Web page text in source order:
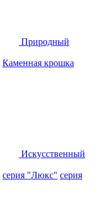
Природный
Каменная крошка
Искусственный
серия "Люкс" серия